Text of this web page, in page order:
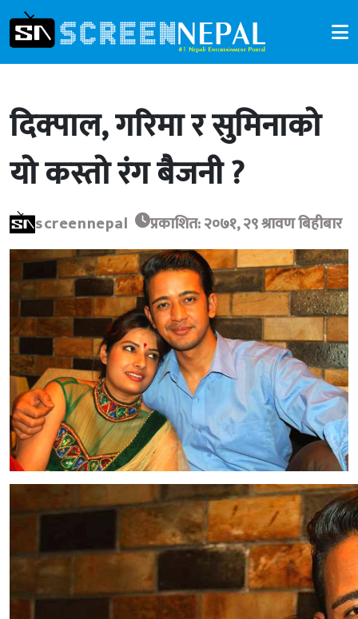
दिक्पाल, गरिमा र सुमिनाको
यो कस्तो रंग बैजनी ?
screennepal प्रकाशित: २०७१, २९ श्रावण बिहीबार